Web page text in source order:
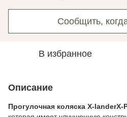
Сообщить,
В избранное
Описание
Прогулочная коляска X-landerX-